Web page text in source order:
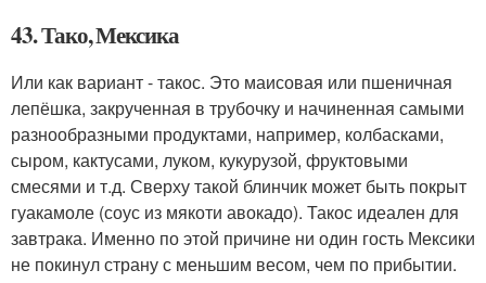
43. Тако, Мексика
Или как вариант - такос. Это маисовая или пшеничная
лепёшка, закрученная в трубочку и начиненная самыми
разнообразными продуктами, например, колбасками,
сыром, кактусами, луком, кукурузой, фруктовыми
смесями и т.д. Сверху такой блинчик может быть покрыт
гуакамоле (соус из мякоти авокадо). Такос идеален для
завтрака. Именно по этой причине ни один гость Мексики
не покинул страну с меньшим весом, чем по прибытии.